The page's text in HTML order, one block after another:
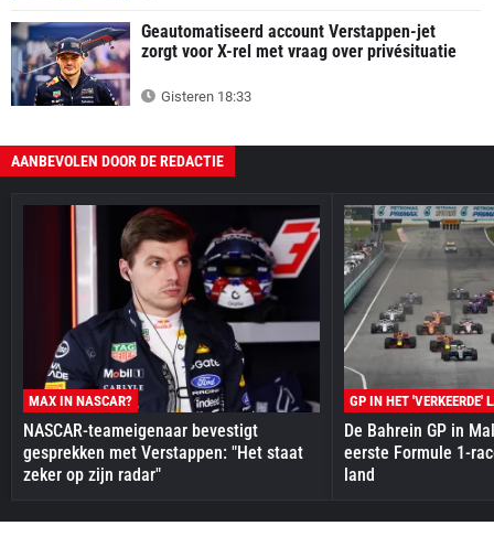
Geautomatiseerd account Verstappen-jet
zorgt voor X-rel met vraag over privésituatie
Gisteren 18:33
AANBEVOLEN DOOR DE REDACTIE
MAX IN NASCAR?
NASCAR-teameigenaar bevestigt
gesprekken met Verstappen: "Het staat
zeker op zijn radar"
GP IN HET 'VERKEERDE'
De Bahrein GP in
eerste Formule 1-
land